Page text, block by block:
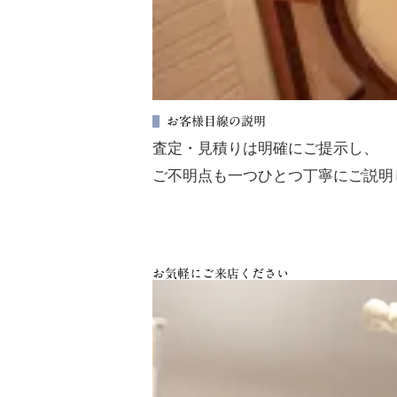
お客様目線の説明
査定・見積りは明確にご提示し、
ご不明点も一つひとつ丁寧にご説
お気軽にご来店ください